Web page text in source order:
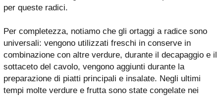
per queste radici.
Per completezza, notiamo che gli ortaggi a radice sono
universali: vengono utilizzati freschi in conserve in
combinazione con altre verdure, durante il decapaggio e il
sottaceto del cavolo, vengono aggiunti durante la
preparazione di piatti principali e insalate. Negli ultimi
tempi molte verdure e frutta sono state congelate nei